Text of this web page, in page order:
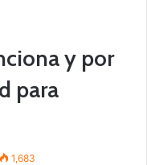
y por
para
1,683